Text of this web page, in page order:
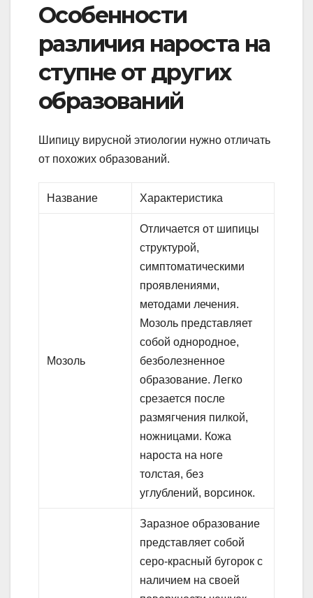
Особенности
различия нароста на
ступне от других
образований
Шипицу вирусной этиологии нужно отличать
от похожих образований.
Название Характеристика
Мозоль
Отличается от шипицы
структурой,
симптоматическими
проявлениями,
методами лечения.
Мозоль представляет
собой однородное,
безболезненное
образование. Легко
срезается после
размягчения пилкой,
ножницами. Кожа
нароста на ноге
толстая, без
углублений, ворсинок.
Заразное образование
представляет собой
серо-красный бугорок с
наличием на своей